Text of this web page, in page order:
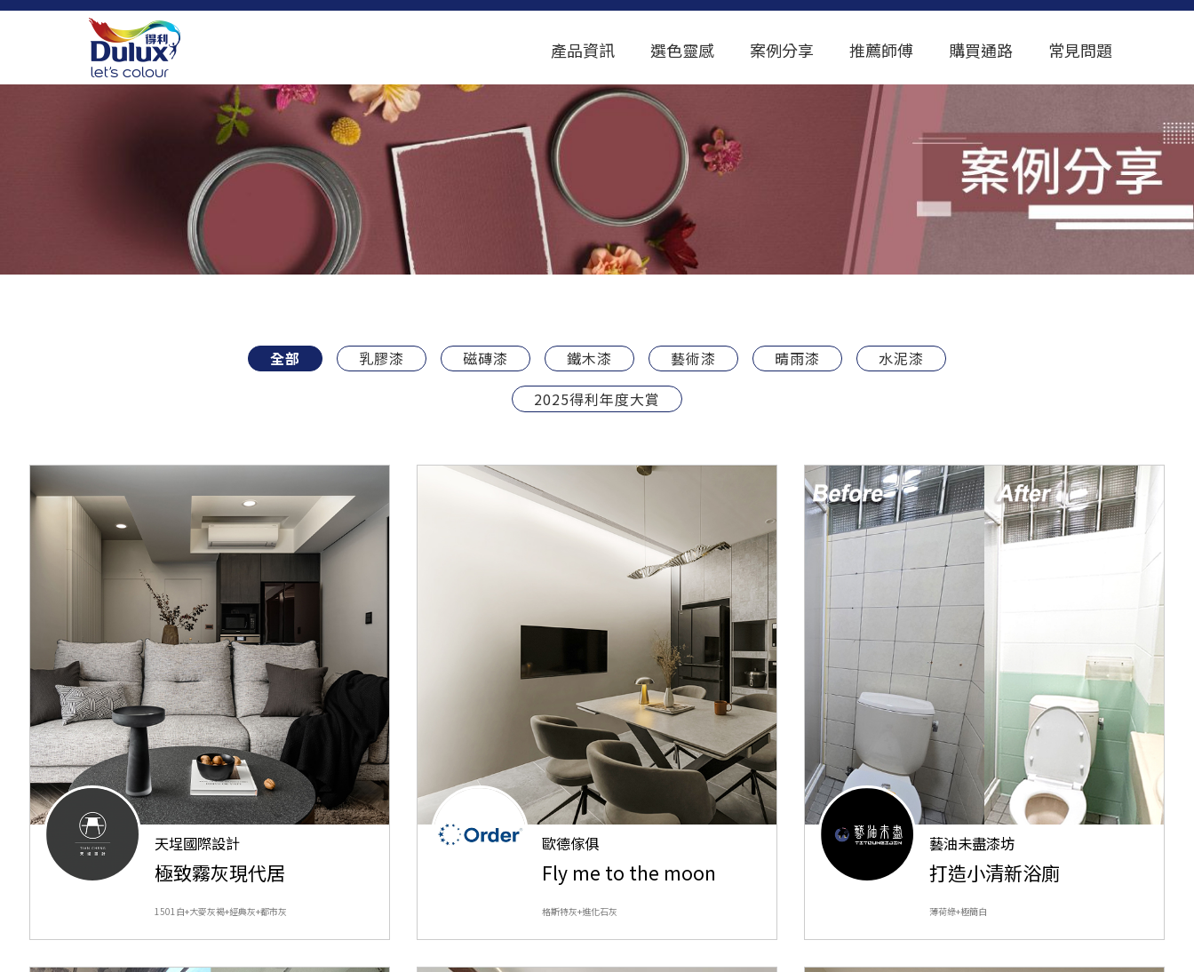
產品資訊 選色靈感 案例分享 推薦師傅 購買通路 常見問題
全部 乳膠漆 磁磚漆 鐵木漆 藝術漆 晴雨漆
水泥漆
2025得利年度大賞
天埕國際設計
極致霧灰現代居
1501白+大麥灰褐+經典灰+都市灰
歐德傢俱
Fly me to the moon
格斯特灰+進化石灰
藝油未盡漆坊
打造小清新浴廁
薄荷綠+極簡白